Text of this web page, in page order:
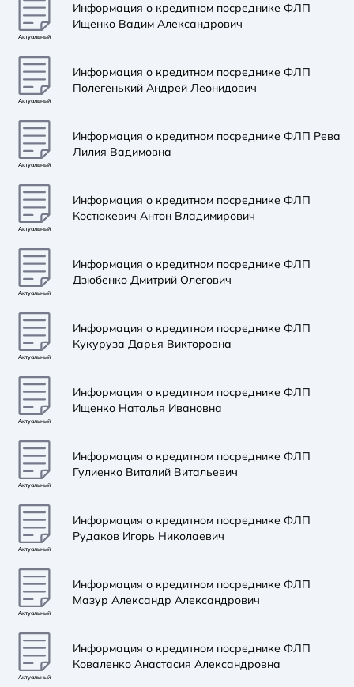
Актуальный
Информация о кредитном посреднике ФЛП
Ищенко Вадим Александрович
Актуальный
Информация о кредитном посреднике ФЛП
Полегенький Андрей Леонидович
Актуальный
Информация о кредитном посреднике ФЛП Рева
Лилия Вадимовна
Актуальный
Информация о кредитном посреднике ФЛП
Костюкевич Антон Владимирович
Актуальный
Информация о кредитном посреднике ФЛП
Дзюбенко Дмитрий Олегович
Актуальный
Информация о кредитном посреднике ФЛП
Кукуруза Дарья Викторовна
Актуальный
Информация о кредитном посреднике ФЛП
Ищенко Наталья Ивановна
Актуальный
Информация о кредитном посреднике ФЛП
Гулиенко Виталий Витальевич
Актуальный
Информация о кредитном посреднике ФЛП
Рудаков Игорь Николаевич
Актуальный
Информация о кредитном посреднике ФЛП
Мазур Александр Александрович
Актуальный
Информация о кредитном посреднике ФЛП
Коваленко Анастасия Александровна